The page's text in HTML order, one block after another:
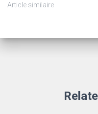
Article similaire